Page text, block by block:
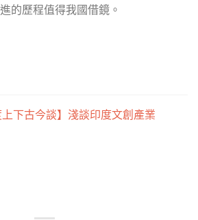
的歷程值得我國借鏡。
上下古今談】淺談印度文創產業